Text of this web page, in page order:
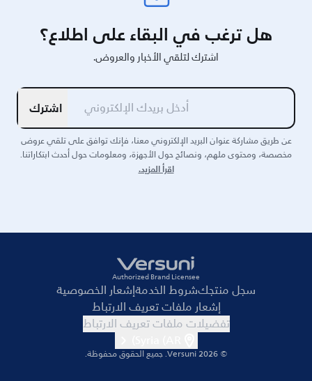
هل ترغب في البقاء على اطلاع؟
اشترك لتلقي الأخبار والعروض.
اشترك
عن طريق مشاركة عنوان البريد الإلكتروني معنا، فإنك توافق على تلقي عروض
مخصصة، ومحتوى ملهم، ونصائح حول الأجهزة، ومعلومات حول أحدث ابتكاراتنا.
اقرأ المزيد.
Authorized Brand Licensee
سجل منتجكشروط الخدمةإشعار الخصوصية
إشعار ملفات تعريف الارتباط
تفضيلات ملفات تعريف الارتباط
© 2026 Versuni. جميع الحقوق محفوظة.